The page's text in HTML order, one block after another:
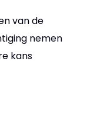
van de
nemen
kans